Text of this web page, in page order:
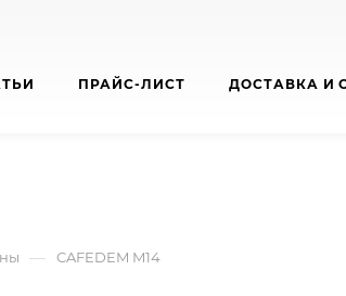
ПРАЙС-ЛИСТ ДОСТАВКА И
— CAFEDEM M14